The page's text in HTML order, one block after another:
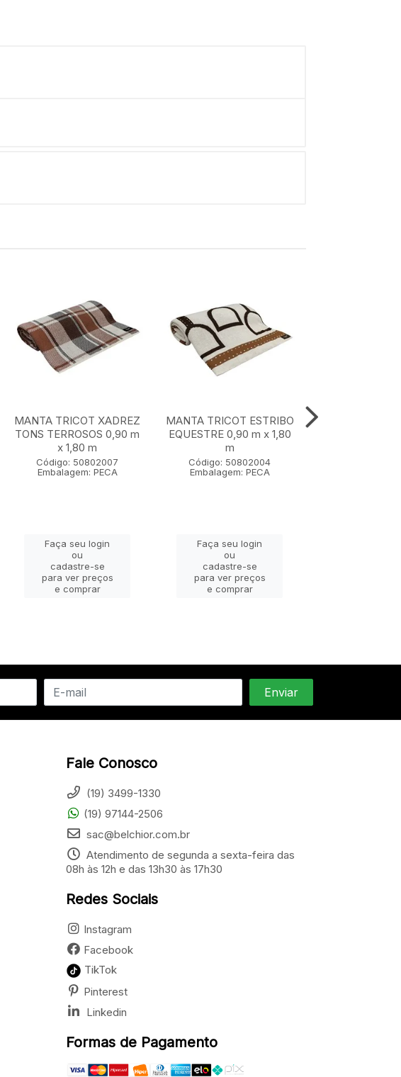
MANTA TRICOT XADREZ
TONS TERROSOS 0,90 m
x 1,80 m
Código: 50802007
Embalagem: PECA
Faça seu login
ou
cadastre-se
para ver preços
e comprar
MANTA TRICOT ESTRIBO
EQUESTRE 0,90 m x 1,80
m
Código: 50802004
Embalagem: PECA
Faça seu login
ou
cadastre-se
para ver preços
e comprar
Fale Conosco
(19) 3499-1330
(19) 97144-2506
sac@belchior.com.br
Atendimento de segunda a sexta-feira das
08h às 12h e das 13h30 às 17h30
Redes Sociais
Instagram
Facebook
TikTok
Pinterest
Linkedin
Formas de Pagamento